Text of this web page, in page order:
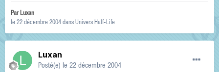
ParLuxan
le 22 décembre 2004 dans Univers Half-Life
Luxan
Posté(e) le 22 décembre 2004